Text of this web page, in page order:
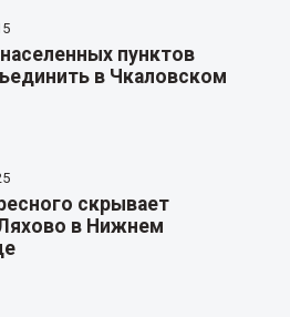
пунктов
в Чкаловском
скрывает
в Нижнем